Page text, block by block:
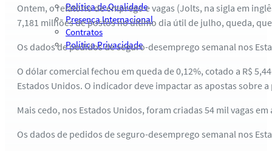
Política de Qualidade
Presença Internacional
Contratos
Política Privacidade
Ontem, o relatório de emprego e vagas (Jolts, na sigla em
7,181 milhões de postos no último dia útil de julho, queda,
Os dados de pedidos de seguro-desemprego semanal nos
O dólar comercial fechou em queda de 0,12%, cotado a R$
Estados Unidos. O indicador deve impactar as apostas sobre
Mais cedo, nos Estados Unidos, foram criadas 54 mil vagas
Os dados de pedidos de seguro-desemprego semanal nos